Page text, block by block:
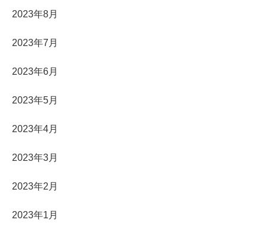
2023年8月
2023年7月
2023年6月
2023年5月
2023年4月
2023年3月
2023年2月
2023年1月